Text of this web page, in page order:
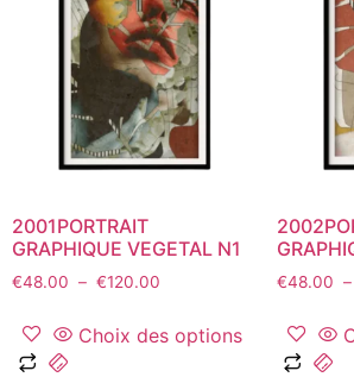
peuvent
être
choisies
sur
la
page
produit
sur
la
2001PORTRAIT
GRAPHIQUE VEGETAL N1
€48.00 – €120.00
prix :
€48.00
Choix des options
Ce
€48.00 –
Ce